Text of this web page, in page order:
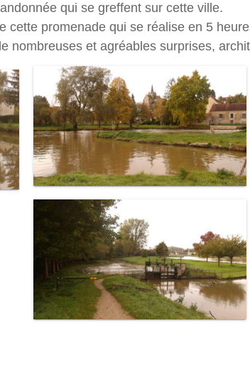
qui se greffent sur cette ville.
cette promenade qui se réalise en 5
nombreuses et agréables surprises,